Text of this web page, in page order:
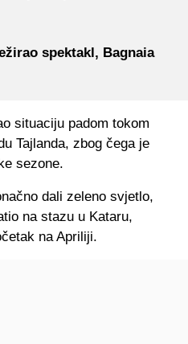
spektakl, Bagnaia
situaciju padom tokom
Tajlanda, zbog čega je
sezone.
dali zeleno svjetlo,
na stazu u Kataru,
na Apriliji.